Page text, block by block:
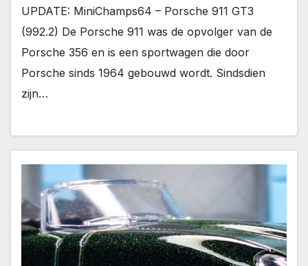
UPDATE: MiniChamps64 – Porsche 911 GT3
(992.2) De Porsche 911 was de opvolger van de
Porsche 356 en is een sportwagen die door
Porsche sinds 1964 gebouwd wordt. Sindsdien
zijn…